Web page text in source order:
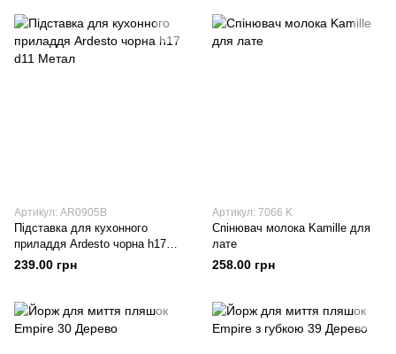
Артикул: AR0905B
Підставка для кухонного
приладдя Ardesto чорна h17
d11 Метал
239.00 грн
Артикул: 7066 K
Спінювач молока Kamille для
лате
258.00 грн